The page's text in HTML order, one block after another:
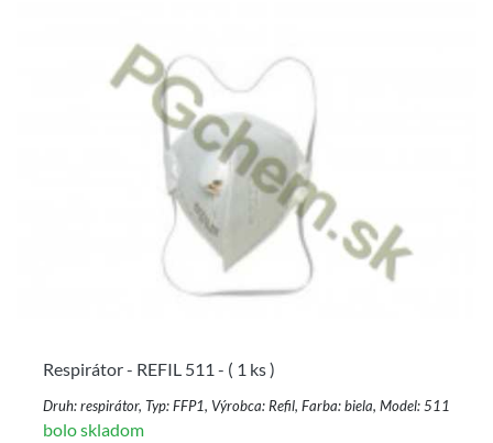
Respirátor - REFIL 511 - ( 1 ks )
Druh: respirátor, Typ: FFP1, Výrobca: Refil, Farba: biela, Model: 511
bolo skladom